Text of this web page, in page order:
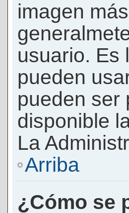
imagen
usuario. Es
pueden
pueden ser
disponible
La
Arriba
¿Cómo se